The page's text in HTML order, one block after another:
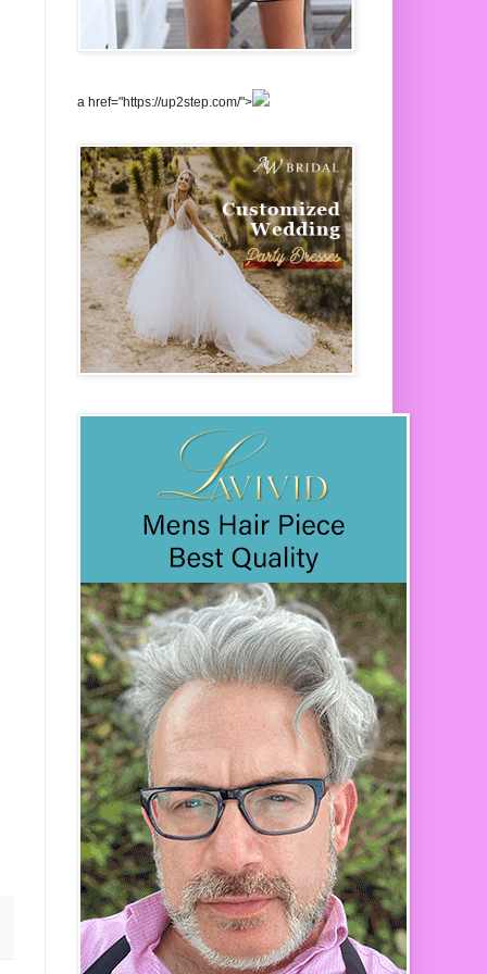
a href="https://up2step.com/">